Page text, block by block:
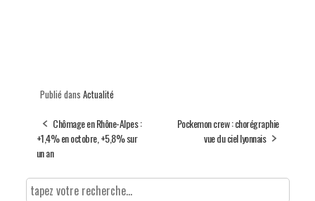
Publié dans Actualité
Chômage en Rhône-Alpes :
+1,4% en octobre, +5,8% sur
un an
Pockemon crew : chorégraphie
vue du ciel lyonnais